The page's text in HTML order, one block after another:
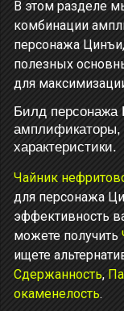
В этом разделе
комбинации
персонажа
полезных
для
Билд
амплификаторы,
характеристики.
Чайник
для персонажа
эффективность
можете получить
ищете
Сдержанность,
окаменелость.